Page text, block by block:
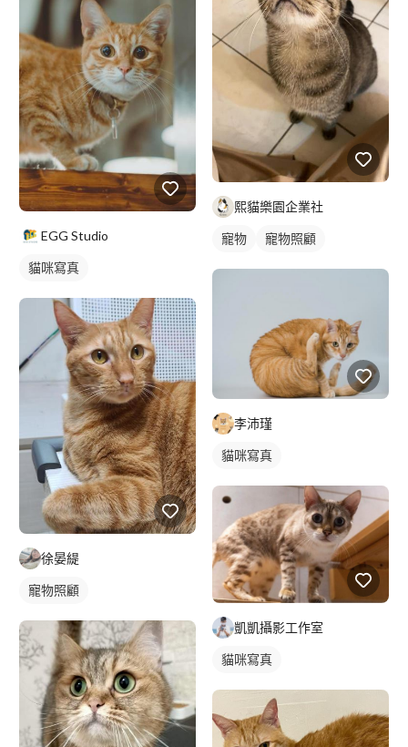
EGG Studio
貓咪寫真
徐晏緹
寵物照顧
熙貓樂園企業社
寵物 寵物照顧
李沛瑾
貓咪寫真
凱凱攝影工作室
貓咪寫真